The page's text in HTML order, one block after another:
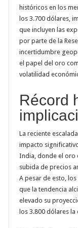
históricos en los
los 3.700 dólares,
que incluyen las
por parte de la
incertidumbre
el papel del oro
volatilidad
Récord
La reciente
impacto
India, donde el oro
subida de precios
A pesar de esto,
que la tendencia
elevado su
los 3.800 dólares